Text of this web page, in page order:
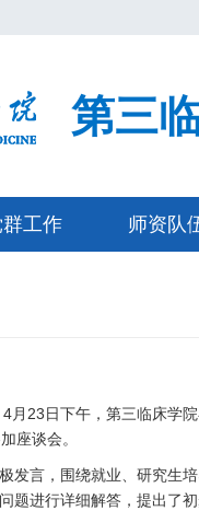
第三
群工作 师资队
月23日下午，第三临床学
座谈会。
发言，围绕就业、研究生
题进行详细解答，提出了